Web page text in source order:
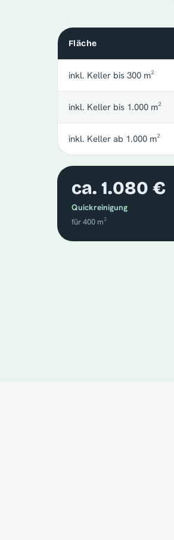
Fläche
inkl. Keller bis 300 m²
inkl. Keller bis 1.000 m²
inkl. Keller ab 1.000 m²
ca. 1.080 €
Quickreinigung
für 400 m²